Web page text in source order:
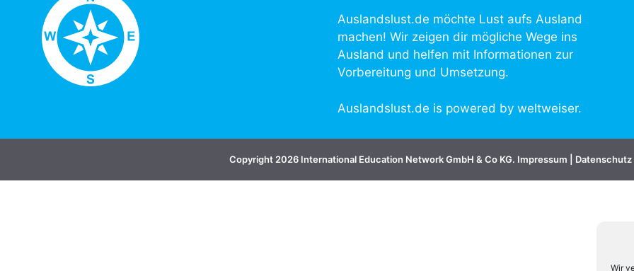
Wir
Auslandslust.de möchte Lust aufs Ausland
machen! Wir zeigen dir mögliche Wege ins
Ausland und helfen mit Informationen zur
Vorbereitung und Umsetzung.
Auslandslust.de is powered by weltweiser.
Copyright 2026 International Education Network GmbH & Co KG. Impressum Datenschutz